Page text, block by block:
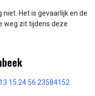
Het is gevaarlijk en de
weg zit tijdens deze
15:24:56 23584152